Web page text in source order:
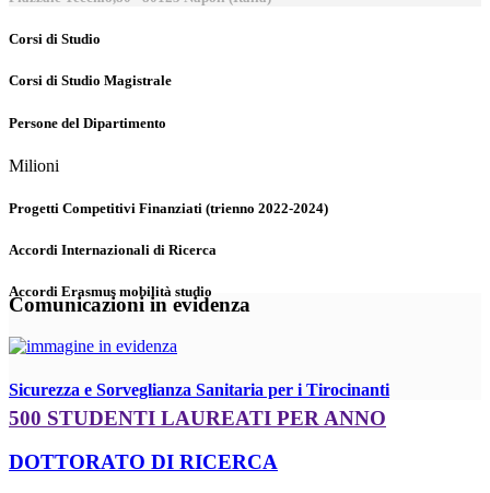
Corsi di Studio
Corsi di Studio Magistrale
Persone del Dipartimento
Milioni
Progetti Competitivi Finanziati (trienno 2022-2024)
Accordi Internazionali di Ricerca
Accordi Erasmus mobilità studio
Comunicazioni in evidenza
Sicurezza e Sorveglianza Sanitaria per i Tirocinanti
500 STUDENTI LAUREATI PER ANNO
DOTTORATO DI RICERCA